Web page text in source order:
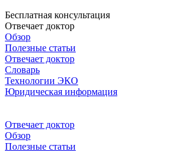
Бесплатная консультация
Отвечает доктор
Обзор
Полезные статьи
Отвечает доктор
Словарь
Технологии ЭКО
Юридическая информация
Отвечает доктор
Обзор
Полезные статьи